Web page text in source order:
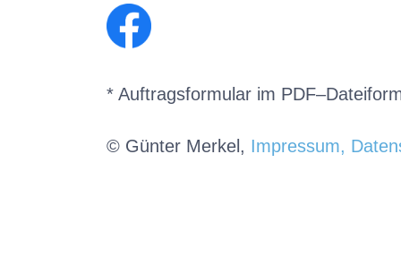
* Auftragsformular im
© Günter Merkel, Impressum,